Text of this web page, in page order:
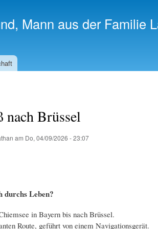
zum
InhaltMann aus der Familie
Brüssel
am Do, 04/09/2026 - 23:07
durchs Leben?
in Bayern bis nach Brüssel.
Route, geführt von einem Navigationsgerät.